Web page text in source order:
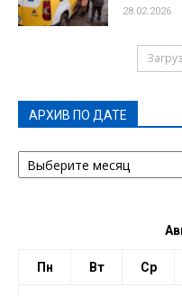
28.02.2026
АРХИВ ПО ДАТЕ
АРХИВ
ПО
Пн Вт Ср